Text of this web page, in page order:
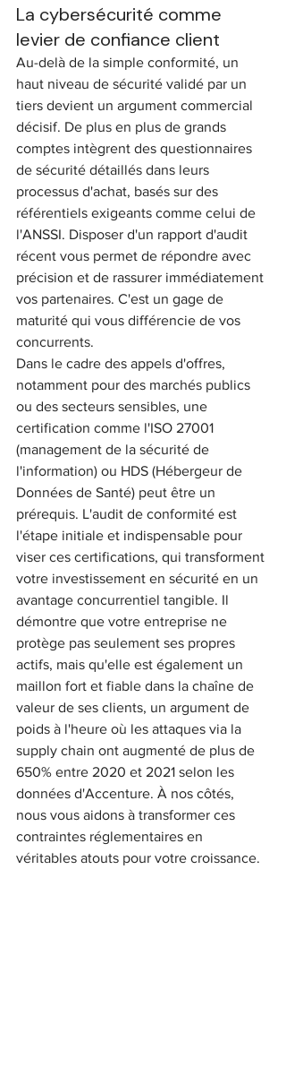
La cybersécurité comme
levier de confiance client
Au-delà de la simple conformité, un
haut niveau de sécurité validé par un
tiers devient un argument commercial
décisif. De plus en plus de grands
comptes intègrent des questionnaires
de sécurité détaillés dans leurs
processus d'achat, basés sur des
référentiels exigeants comme celui de
l'ANSSI. Disposer d'un rapport d'audit
récent vous permet de répondre avec
précision et de rassurer immédiatement
vos partenaires. C'est un gage de
maturité qui vous différencie de vos
concurrents.
Dans le cadre des appels d'offres,
notamment pour des marchés publics
ou des secteurs sensibles, une
certification comme l'ISO 27001
(management de la sécurité de
l'information) ou HDS (Hébergeur de
Données de Santé) peut être un
prérequis. L'audit de conformité est
l'étape initiale et indispensable pour
viser ces certifications, qui transforment
votre investissement en sécurité en un
avantage concurrentiel tangible. Il
démontre que votre entreprise ne
protège pas seulement ses propres
actifs, mais qu'elle est également un
maillon fort et fiable dans la chaîne de
valeur de ses clients, un argument de
poids à l'heure où les attaques via la
supply chain ont augmenté de plus de
650% entre 2020 et 2021 selon les
données d'Accenture. À nos côtés,
nous vous aidons à transformer ces
contraintes réglementaires en
véritables atouts pour votre croissance.